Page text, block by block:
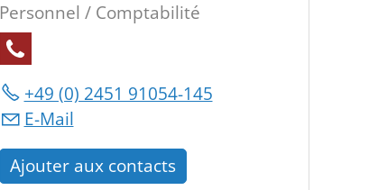
Personnel / Comptabilité
+49 (0) 2451 91054-145
E-Mail
Ajouter aux contacts